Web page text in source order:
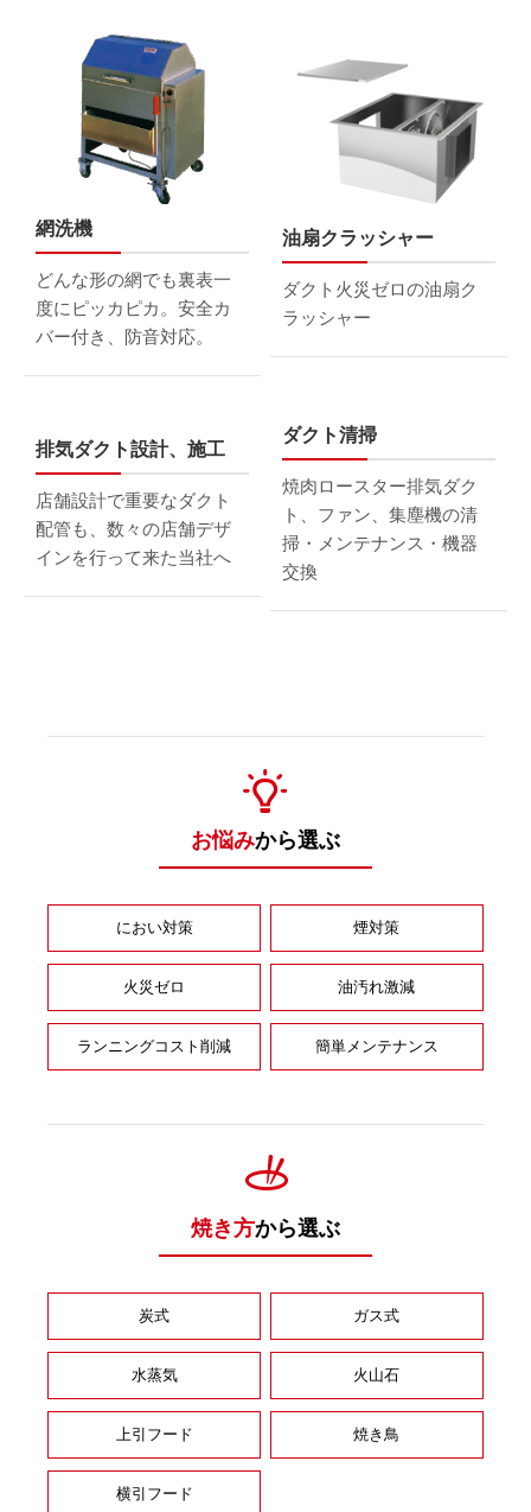
網洗機
どんな形の網でも裏表一
度にピッカピカ。安全カ
バー付き、防音対応。
油扇クラッシャー
ダクト火災ゼロの油扇ク
ラッシャー
排気ダクト設計、施工
店舗設計で重要なダクト
配管も、数々の店舗デザ
インを行って来た当社へ
ダクト清掃
焼肉ロースター排気ダク
ト、ファン、集塵機の清
掃・メンテナンス・機器
交換
お悩みから選ぶ
におい対策 煙対策
火災ゼロ 油汚れ激減
ランニングコスト削減 簡単メンテナンス
焼き方から選ぶ
炭式 ガス式
水蒸気 火山石
上引フード 焼き鳥
横引フード